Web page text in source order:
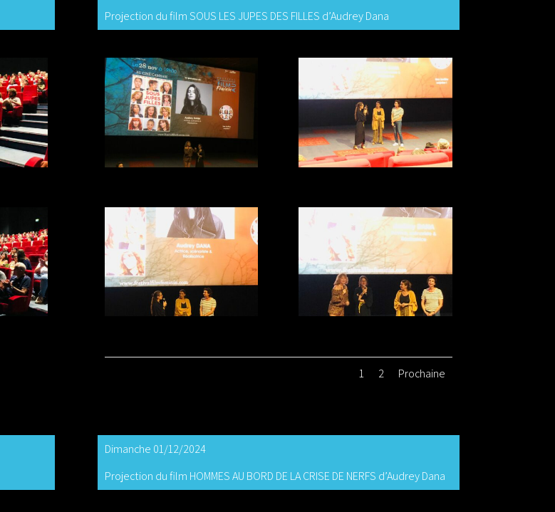
Projection du film SOUS LES JUPES DES FILLES d’Audrey Dana
1 2 Prochaine
Dimanche 01/12/2024
Projection du film HOMMES AU BORD DE LA CRISE DE NERFS d’Audrey Dana